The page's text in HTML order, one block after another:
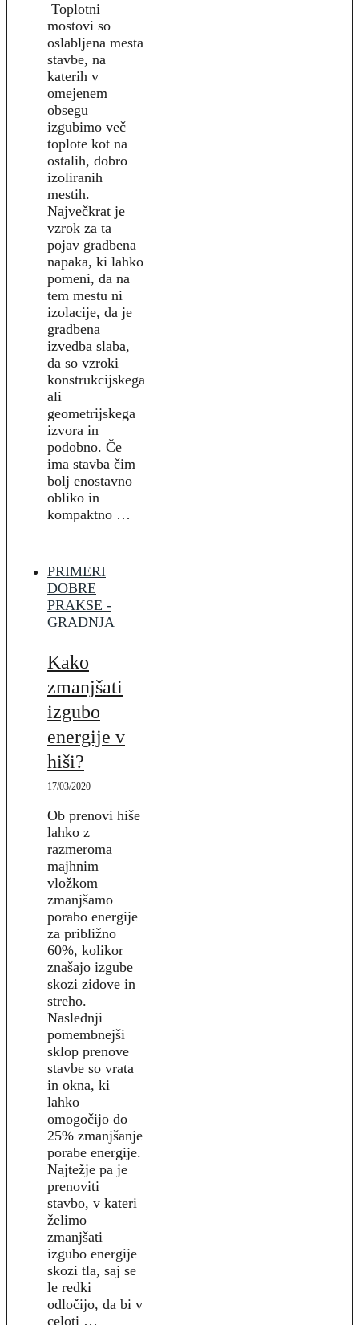
Toplotni
mostovi so
oslabljena mesta
stavbe, na
katerih v
omejenem
obsegu
izgubimo več
toplote kot na
ostalih, dobro
izoliranih
mestih.
Največkrat je
vzrok za ta
pojav gradbena
napaka, ki lahko
pomeni, da na
tem mestu ni
izolacije, da je
gradbena
izvedba slaba,
da so vzroki
konstrukcijskega
ali
geometrijskega
izvora in
podobno. Če
ima stavba čim
bolj enostavno
obliko in
kompaktno …
PRIMERI
DOBRE
PRAKSE -
GRADNJA
Kako
zmanjšati
izgubo
energije v
hiši?
17/03/2020
Ob prenovi hiše
lahko z
razmeroma
majhnim
vložkom
zmanjšamo
porabo energije
za približno
60%, kolikor
znašajo izgube
skozi zidove in
streho.
Naslednji
pomembnejši
sklop prenove
stavbe so vrata
in okna, ki
lahko
omogočijo do
25% zmanjšanje
porabe energije.
Najtežje pa je
prenoviti
stavbo, v kateri
želimo
zmanjšati
izgubo energije
skozi tla, saj se
le redki
odločijo, da bi v
celoti …